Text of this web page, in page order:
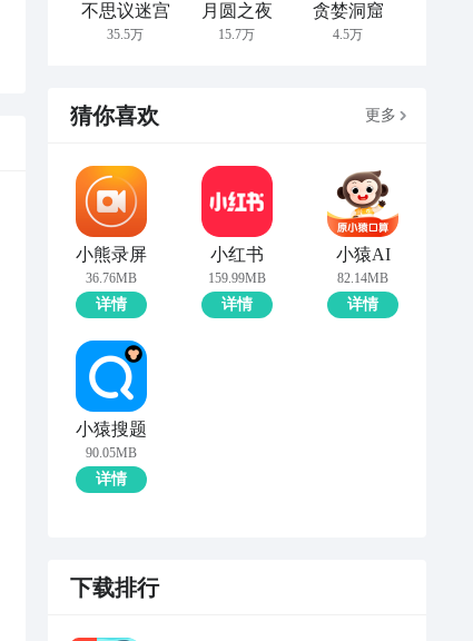
不思议迷宫
35.5万
月圆之夜
15.7万
贪婪洞窟
4.5万
猜你喜欢 更多
小熊录屏
36.76MB
详情
小红书
159.99MB
详情
小猿AI
82.14MB
详情
小猿搜题
90.05MB
详情
下载排行